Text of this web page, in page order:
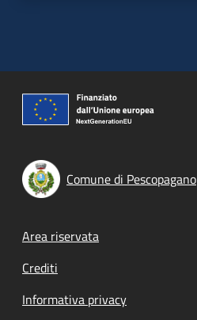
Comune di Pescopagano
Footer menu
Area riservata
Crediti
Informativa privacy